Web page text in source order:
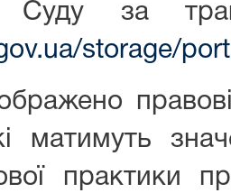
Суду за
storage/
матимуть
практики